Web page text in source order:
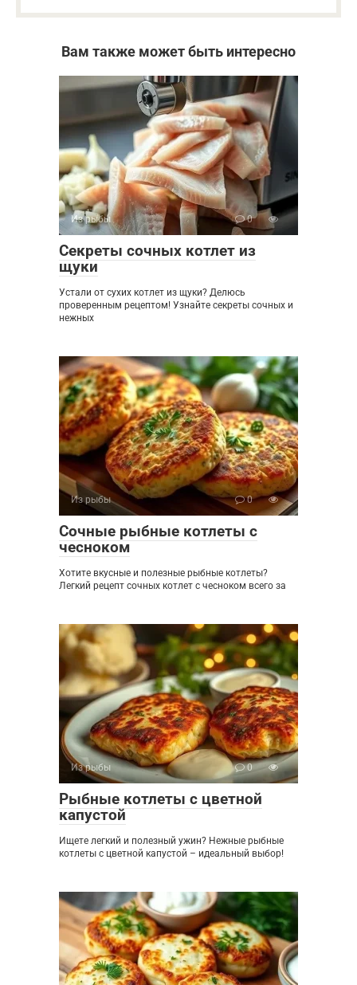
Вам также может быть интересно
Из рыбы 0
Секреты сочных котлет из
щуки
Устали от сухих котлет из щуки? Делюсь
проверенным рецептом! Узнайте секреты сочных и
нежных
Из рыбы 0
Сочные рыбные котлеты с
чесноком
Хотите вкусные и полезные рыбные котлеты?
Легкий рецепт сочных котлет с чесноком всего за
Из рыбы 0
Рыбные котлеты с цветной
капустой
Ищете легкий и полезный ужин? Нежные рыбные
котлеты с цветной капустой – идеальный выбор!